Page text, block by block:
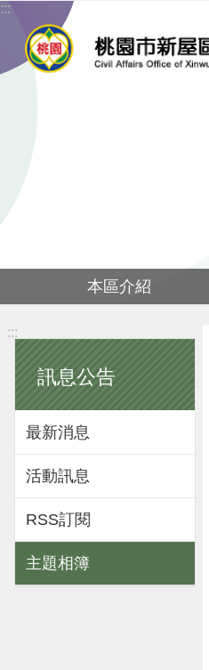
跳到主要內容區塊
:::
本區介紹
:::
訊息公告
最新消息
活動訊息
RSS訂閱
主題相簿